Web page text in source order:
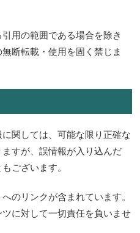
用の範囲である場合を除き
断転載・使用を固く禁じま
関しては、可能な限り正確な
すが、誤情報が入り込んだ
ございます。
のリンクが含まれています。
に対して一切責任を負いませ